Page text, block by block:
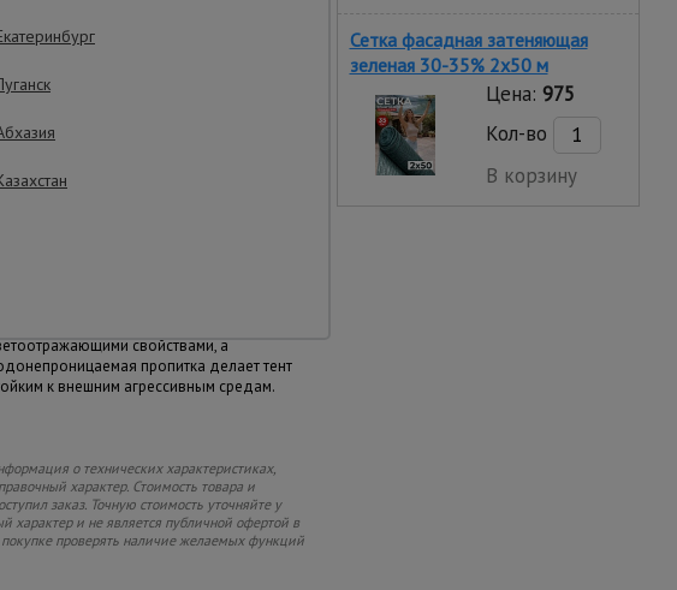
материал
эластичностью и высокой влаго-,
свойствами, а
пропитка делает тент
к внешним агрессивным средам.
о технических характеристиках,
характер. Стоимость товара и
заказ. Точную стоимость уточняйте у
характер и не является публичной офертой в
проверять наличие желаемых функций
Сетка фасадная затеняющая
зеленая 30-35% 2х50 м
Цена: 975
Кол-во
В корзину